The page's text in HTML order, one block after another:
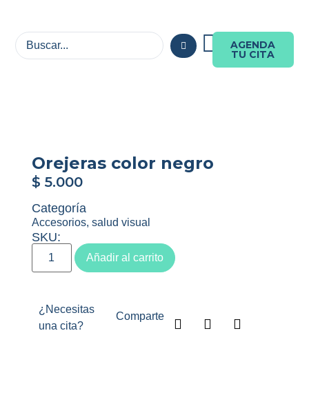
AGENDA
TU CITA
Orejeras color negro
$ 5.000
Categoría
Accesorios, salud visual
SKU:
Añadir al carrito
¿Necesitas
una cita?
Comparte